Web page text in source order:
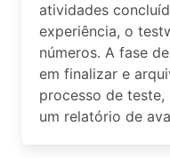
atividades
experiência, o
números. A fase
em finalizar e
processo de
um relatório de